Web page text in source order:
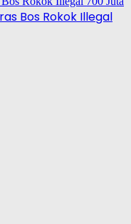
Bos Rokok Illegal